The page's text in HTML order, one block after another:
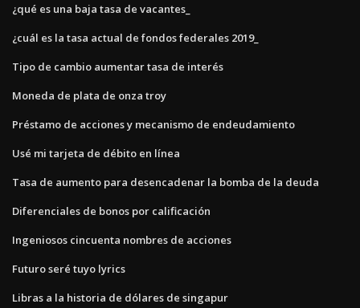
¿qué es una baja tasa de vacantes_
¿cuál es la tasa actual de fondos federales 2019_
Tipo de cambio aumentar tasa de interés
Moneda de plata de onza troy
Préstamo de acciones y mecanismo de endeudamiento
Usé mi tarjeta de débito en línea
Tasa de aumento para desencadenar la bomba de la deuda
Diferenciales de bonos por calificación
Ingeniosos cincuenta nombres de acciones
Futuro seré tuyo lyrics
Libras a la historia de dólares de singapur